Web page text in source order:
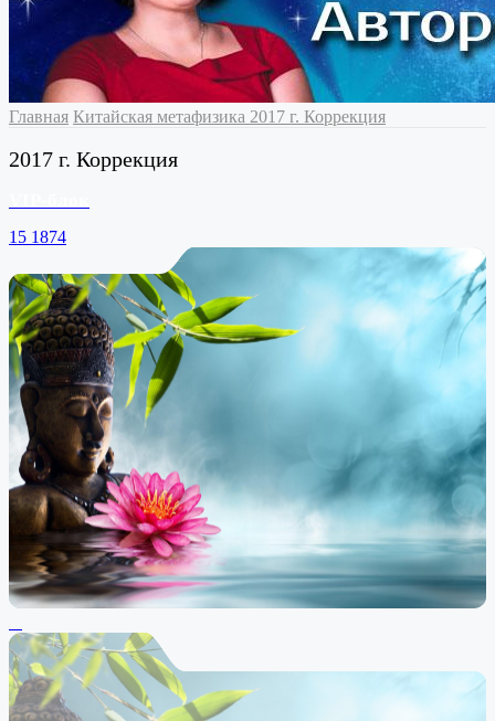
Главная Китайская метафизика 2017 г. Коррекция
2017 г. Коррекция
15 1874